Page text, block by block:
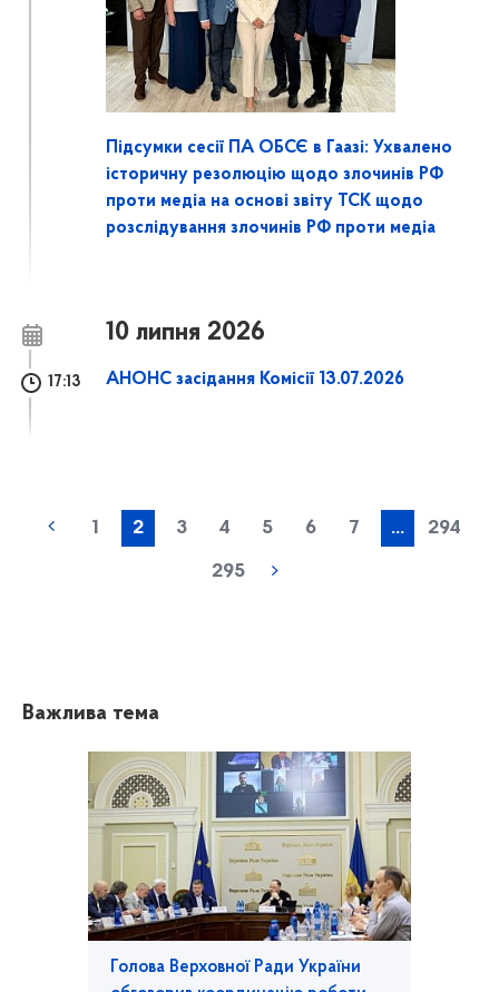
Підсумки сесії ПА ОБСЄ в Гаазі: Ухвалено
історичну резолюцію щодо злочинів РФ
проти медіа на основі звіту ТСК щодо
розслідування злочинів РФ проти медіа
10 липня 2026
17:13 АНОНС засідання Комісії 13.07.2026
1 2 3 4 5 6 7 ... 294
295
Важлива тема
Голова Верховної Ради України